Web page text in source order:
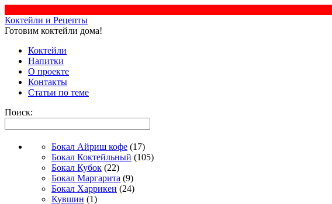
Коктейли и Рецепты
Готовим коктейли дома!
Коктейли
Напитки
О проекте
Контакты
Статьи по теме
Поиск:
Бокал Айриш кофе (17)
Бокал Коктейльный (105)
Бокал Кубок (22)
Бокал Маргарита (9)
Бокал Харрикен (24)
Кувшин (1)